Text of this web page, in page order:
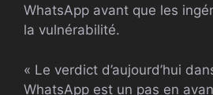
WhatsApp avant que les
la vulnérabilité.
« Le verdict d’aujourd’hui
WhatsApp est un pas en